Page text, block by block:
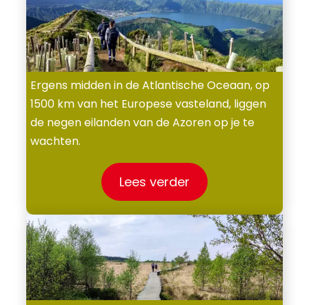
Ergens midden in de Atlantische Oceaan, op
1500 km van het Europese vasteland, liggen
de negen eilanden van de Azoren op je te
wachten.
Lees verder